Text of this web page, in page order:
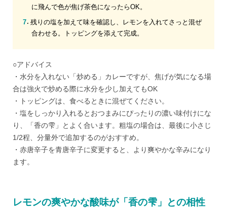
に飛んで色が焦げ茶色になったらOK。
残りの塩を加えて味を確認し、レモンを入れてさっと混ぜ
合わせる。トッピングを添えて完成。
○アドバイス
・水分を入れない「炒める」カレーですが、焦げが気になる場
合は強火で炒める際に水分を少し加えてもOK
・トッピングは、食べるときに混ぜてください。
・塩をしっかり入れるとおつまみにぴったりの濃い味付けにな
り、「香の雫」とよく合います。粗塩の場合は、最後に小さじ
1/2程、分量外で追加するのがおすすめ。
・赤唐辛子を青唐辛子に変更すると、より爽やかな辛みになり
ます。
レモンの爽やかな酸味が「香の雫」との相性